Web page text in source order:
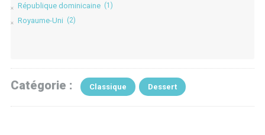
République dominicaine (1)
Royaume-Uni (2)
Catégorie : Classique Dessert